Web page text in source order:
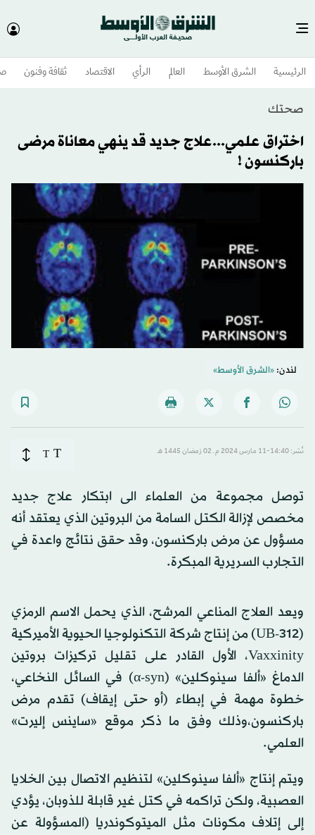
الرئيسية الشرق الأوسط​ العالم الرأي الاقتصاد ثقافة وفنون
صحتك
اختراق علمي...علاج جديد قد ينهي معاناة مرضى
باركنسون !
لندن:«الشرق الأوسط»
نُشر: 14:40-11 مارس 2024 م ـ 02 رَمضان 1445 هـ T
T
توصل مجموعة من العلماء الى ابتكار علاج جديد
مخصص لإزالة الكتل السامة من البروتين الذي يعتقد أنه
مسؤول عن مرض باركنسون، وقد حقق نتائج واعدة في
التجارب السريرية المبكرة.
ويعد العلاج المناعي المرشح، الذي يحمل الاسم الرمزي
(UB-312) من إنتاج شركة التكنولوجيا الحيوية الأميركية
Vaxxinity، الأول القادر على تقليل تركيزات بروتين
الدماغ «ألفا سينوكلين» (α-syn) في السائل النخاعي،
خطوة مهمة في إبطاء (أو حتى إيقاف) تقدم مرض
باركنسون،وذلك وفق ما ذكر موقع «ساينس إليرت»
العلمي.
ويتم إنتاج «ألفا سينوكلين» لتنظيم الاتصال بين الخلايا
العصبية، ولكن تراكمه في كتل غير قابلة للذوبان، يؤدي
إلى إتلاف مكونات مثل الميتوكوندريا (المسؤولة عن